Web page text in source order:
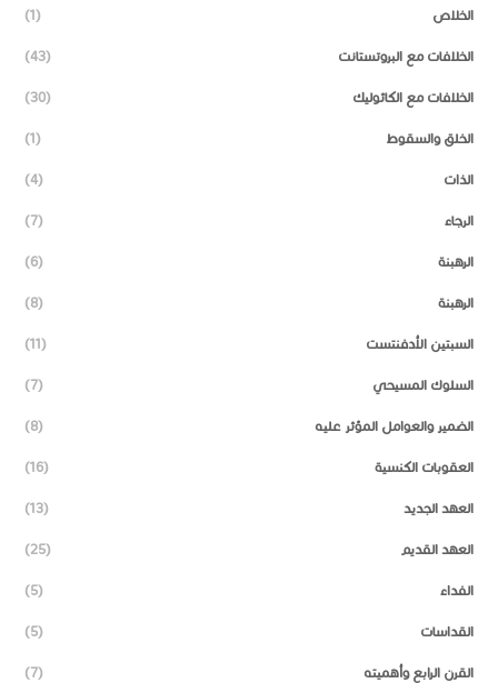
الخلاص (1)
الخلافات مع البروتستانت (43)
الخلافات مع الكاثوليك (30)
الخلق والسقوط (1)
الذات (4)
الرجاء (7)
الرهبنة (6)
الرهبنة (8)
السبتين الأدفنتست (11)
السلوك المسيحي (7)
الضمير والعوامل المؤثر عليه (8)
العقوبات الكنسية (16)
العهد الجديد (13)
العهد القديم (25)
الفداء (5)
القداسات (5)
القرن الرابع وأهميته (7)